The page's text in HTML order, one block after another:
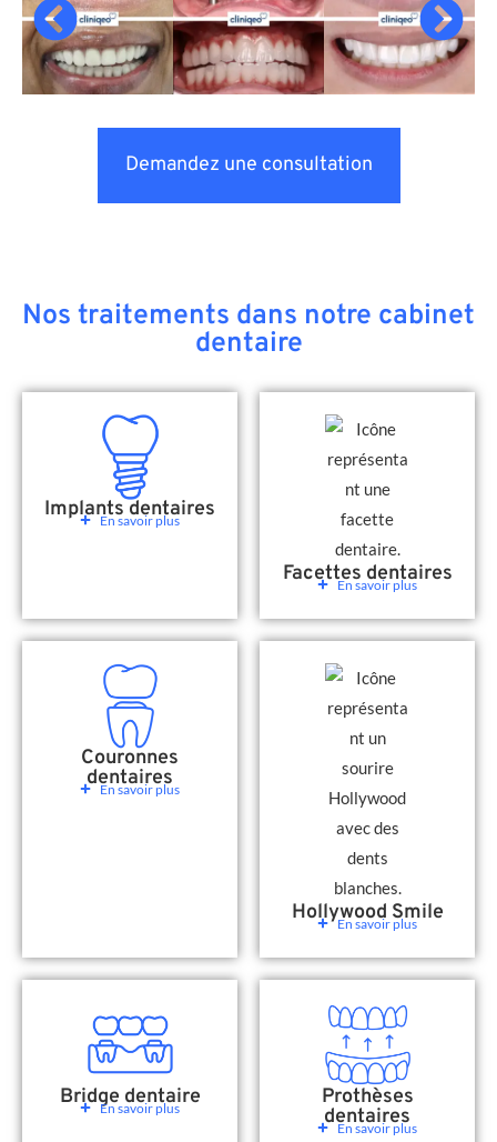
Demandez une consultation
Nos traitements dans notre cabinet
dentaire
Implants dentaires
En savoir plus
Facettes dentaires
En savoir plus
Couronnes
dentaires
En savoir plus
Hollywood Smile
En savoir plus
Bridge dentaire
En savoir plus Prothèses
dentaires
En savoir plus